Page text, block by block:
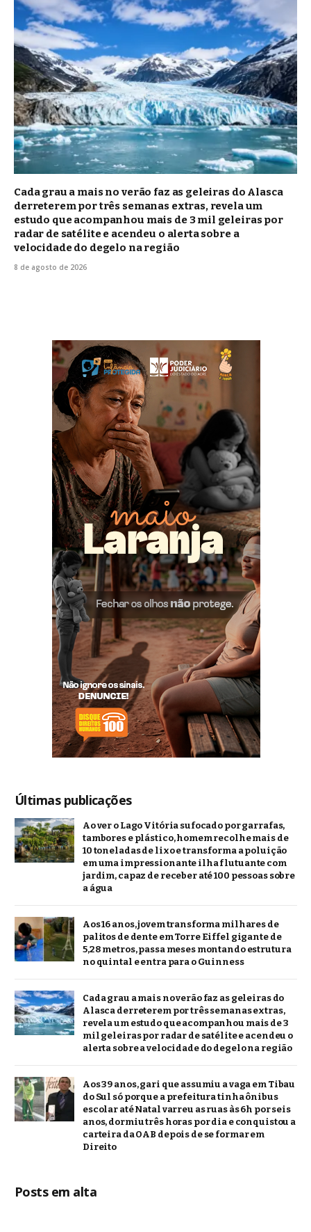
Cada grau a mais no verão faz as geleiras do Alasca
derreterem por três semanas extras, revela um
estudo que acompanhou mais de 3 mil geleiras por
radar de satélite e acendeu o alerta sobre a
velocidade do degelo na região
8 de agosto de 2026
Últimas publicações
Ao ver o Lago Vitória sufocado por garrafas,
tambores e plástico, homem recolhe mais de
10 toneladas de lixo e transforma a poluição
em uma impressionante ilha flutuante com
jardim, capaz de receber até 100 pessoas sobre
a água
Aos 16 anos, jovem transforma milhares de
palitos de dente em Torre Eiffel gigante de
5,28 metros, passa meses montando estrutura
no quintal e entra para o Guinness
Cada grau a mais no verão faz as geleiras do
Alasca derreterem por três semanas extras,
revela um estudo que acompanhou mais de 3
mil geleiras por radar de satélite e acendeu o
alerta sobre a velocidade do degelo na região
Aos 39 anos, gari que assumiu a vaga em Tibau
do Sul só porque a prefeitura tinha ônibus
escolar até Natal varreu as ruas às 6h por seis
anos, dormiu três horas por dia e conquistou a
carteira da OAB depois de se formar em
Direito
Posts em alta